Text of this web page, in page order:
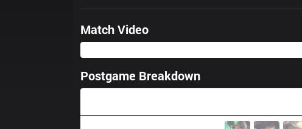
Match Video
Postgame Breakdown